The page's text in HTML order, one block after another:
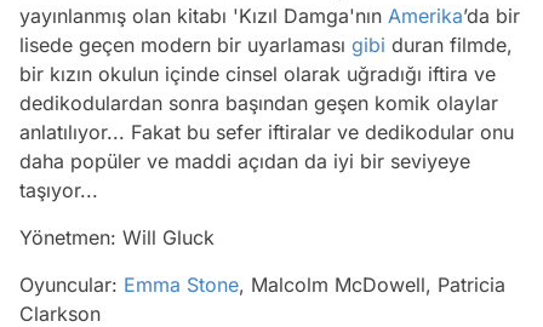
yayınlanmış olan kitabı 'Kızıl Damga'nın Amerika’da bir
lisede geçen modern bir uyarlaması gibi duran filmde,
bir kızın okulun içinde cinsel olarak uğradığı iftira ve
dedikodulardan sonra başından geşen komik olaylar
anlatılıyor... Fakat bu sefer iftiralar ve dedikodular onu
daha popüler ve maddi açıdan da iyi bir seviyeye
taşıyor...
Yönetmen: Will Gluck
Oyuncular: Emma Stone, Malcolm McDowell, Patricia
Clarkson